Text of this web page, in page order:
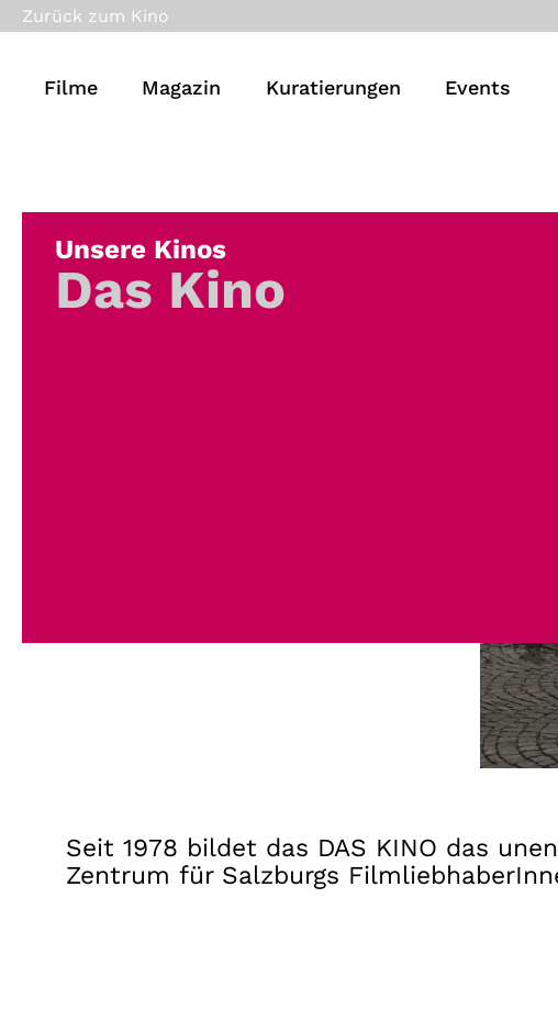
Zurück zum Kino
Filme Magazin Kuratierungen Events
Unsere Kinos
Das Kino
Seit 1978 bildet das DAS KINO das
Zentrum für Salzburgs